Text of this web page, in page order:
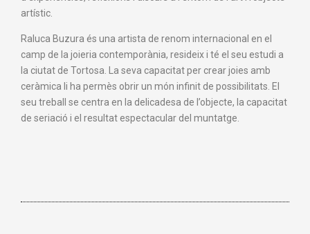
artístic.
Raluca Buzura és una artista de renom internacional en el
camp de la joieria contemporània, resideix i té el seu estudi a
la ciutat de Tortosa. La seva capacitat per crear joies amb
ceràmica li ha permès obrir un món infinit de possibilitats. El
seu treball se centra en la delicadesa de l’objecte, la capacitat
de seriació i el resultat espectacular del muntatge.